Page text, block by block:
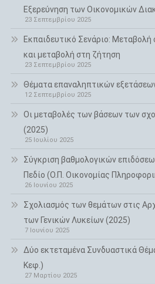
Εξερεύνηση των Οικονομικών
23 Σεπτεμβρίου 2025
Εκπαιδευτικό Σενάριο:
και μεταβολή στη ζήτηση
23 Σεπτεμβρίου 2025
Θέματα επαναληπτικών
12 Σεπτεμβρίου 2025
Οι μεταβολές των βάσεων των
(2025)
25 Ιουλίου 2025
Σύγκριση βαθμολογικών
Πεδίο (Ο.Π. Οικονομίας
26 Ιουνίου 2025
Σχολιασμός των θεμάτων στις
των Γενικών Λυκείων (2025)
7 Ιουνίου 2025
Δύο εκτεταμένα Συνδυαστικά
Κεφ.)
27 Μαρτίου 2025